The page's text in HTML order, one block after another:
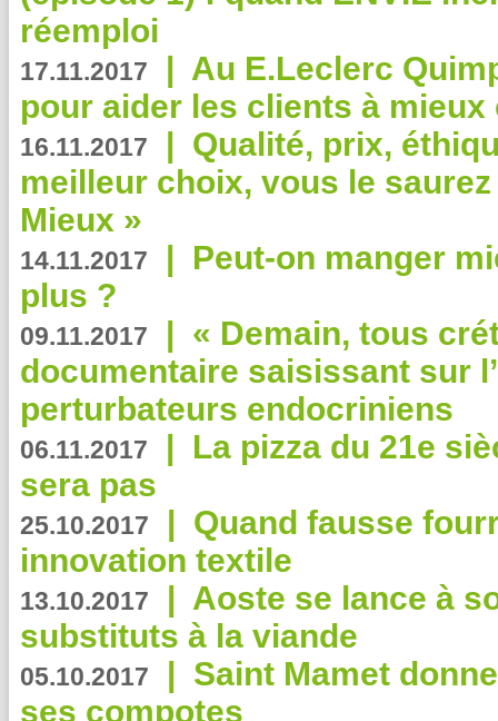
réemploi
17.11.2017 | Au E.Leclerc
pour aider les clients à
16.11.2017 | Qualité, prix,
meilleur choix, vous le
Mieux »
14.11.2017 | Peut-on manger
plus ?
09.11.2017 | « Demain, tous
documentaire saisissant sur
perturbateurs endocriniens
06.11.2017 | La pizza du 21e
sera pas
25.10.2017 | Quand fausse
innovation textile
13.10.2017 | Aoste se lance à
substituts à la viande
05.10.2017 | Saint Mamet
ses compotes